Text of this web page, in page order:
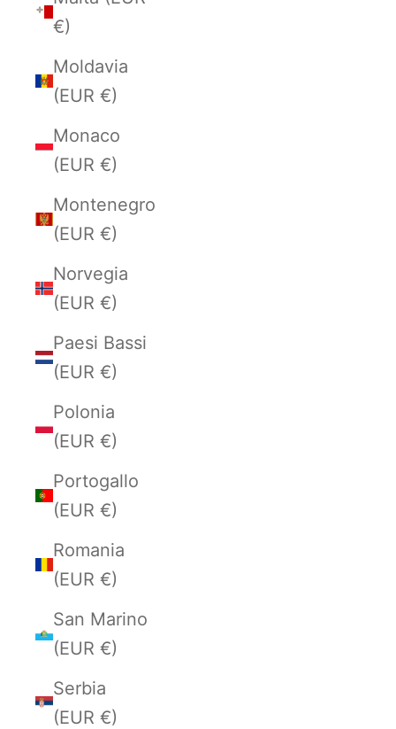
€)
Moldavia
(EUR €)
Monaco
(EUR €)
Montenegro
(EUR €)
Norvegia
(EUR €)
Paesi Bassi
(EUR €)
Polonia
(EUR €)
Portogallo
(EUR €)
Romania
(EUR €)
San Marino
(EUR €)
Serbia
(EUR €)